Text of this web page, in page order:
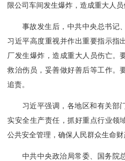
限公司车间发生爆炸，造成重大人员
事故发生后，中共中央总书记
习近平高度重视并作出重要指示指
厂发生爆炸，造成重大人员伤亡。
救治伤员，妥善做好善后等工作。
追责。
习近平强调，各地区和有关部
实安全生产责任，抓好重点行业领
公共安全管理，确保人民群众生命财
中共中央政治局常委、国务院